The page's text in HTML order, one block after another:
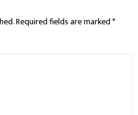
Required fields are marked*